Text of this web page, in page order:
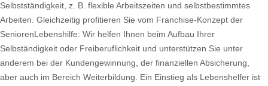
Selbstständigkeit, z. B. flexible Arbeitszeiten und selbstbestimmtes
Arbeiten. Gleichzeitig profitieren Sie vom Franchise-Konzept der
SeniorenLebenshilfe: Wir helfen Ihnen beim Aufbau Ihrer
Selbständigkeit oder Freiberuflichkeit und unterstützen Sie unter
anderem bei der Kundengewinnung, der finanziellen Absicherung,
aber auch im Bereich Weiterbildung. Ein Einstieg als Lebenshelfer ist